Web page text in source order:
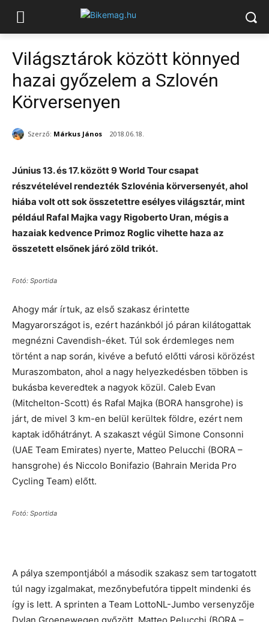
Világsztárok között könnyed
hazai győzelem a Szlovén
Körversenyen
Szerző: Márkus János 2018.06.18.
Június 13. és 17. között 9 World Tour csapat
részvételével rendezték Szlovénia körversenyét, ahol
hiába volt ott sok összetettre esélyes világsztár, mint
például Rafal Majka vagy Rigoberto Uran, mégis a
hazaiak kedvence Primoz Roglic vihette haza az
összetett elsőnek járó zöld trikót.
Fotó: Sportida
Ahogy már írtuk, az első szakasz érintette
Magyarországot is, ezért hazánkból jó páran kilátogattak
megnézni Cavendish-éket. Túl sok érdemleges nem
történt a nap során, kivéve a befutó előtti városi körözést
Muraszombaton, ahol a nagy helyezkedésben többen is
bukásba keveredtek a nagyok közül. Caleb Evan
(Mitchelton-Scott) és Rafal Majka (BORA hansgrohe) is
járt, de mivel 3 km-en belül kerültek földre, ezért nem
kaptak időhátrányt. A szakaszt végül Simone Consonni
(UAE Team Emirates) nyerte, Matteo Pelucchi (BORA –
hansgrohe) és Niccolo Bonifazio (Bahrain Merida Pro
Cycling Team) előtt.
Fotó: Sportida
A pálya szempontjából a második szakasz sem tartogatott
túl nagy izgalmakat, mezőnybefutóra tippelt mindenki és
így is lett. A sprinten a Team LottoNL-Jumbo versenyzője